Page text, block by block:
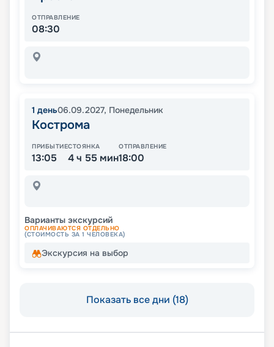
ОТПРАВЛЕНИЕ
08:30
1 день06.09.2027, Понедельник
Кострома
ПРИБЫТИЕ
13:05
СТОЯНКА
4 ч 55 мин
ОТПРАВЛЕНИЕ
18:00
Варианты экскурсий
ОПЛАЧИВАЮТСЯ ОТДЕЛЬНО
(СТОИМОСТЬ ЗА 1 ЧЕЛОВЕКА)
Экскурсия на выбор
Показать все дни (18)